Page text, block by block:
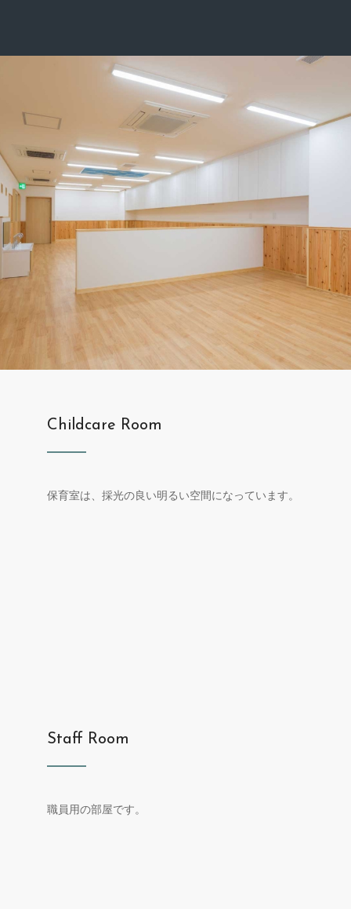
Childcare Room
保育室は、採光の良い明るい空間になっています。
Staff Room
職員用の部屋です。